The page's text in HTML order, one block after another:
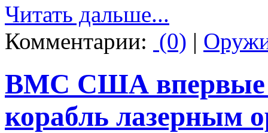
Читать дальше...
Комментарии: (0) |
ВМС США впервые
корабль лазерным